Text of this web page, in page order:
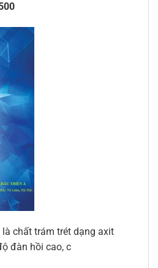
chất trám trét dạng axit
đàn hồi cao, c